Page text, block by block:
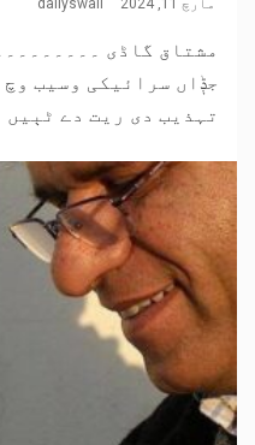
مارچ 11, 2024 dailyswail
مشتاق گاڈی
جݙاں سرائیکی وسیب
تہذیب دی ریت دے ٹٻیں